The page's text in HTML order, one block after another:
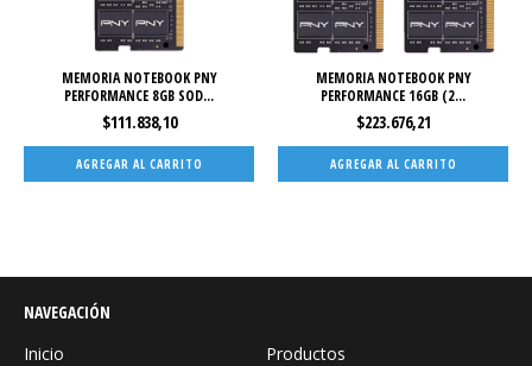
MEMORIA NOTEBOOK PNY
PERFORMANCE 8GB SOD...
$111.838,10
MEMORIA NOTEBOOK PNY
PERFORMANCE 16GB (2...
$223.676,21
NAVEGACIÓN
Inicio
Productos